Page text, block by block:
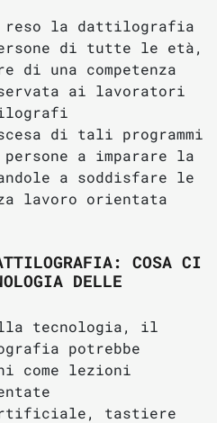
reso la dattilografia
di tutte le età,
di una competenza
ai lavoratori
di tali programmi
a imparare la
a soddisfare le
lavoro orientata
COSA CI
DELLE
tecnologia, il
potrebbe
come lezioni
tastiere